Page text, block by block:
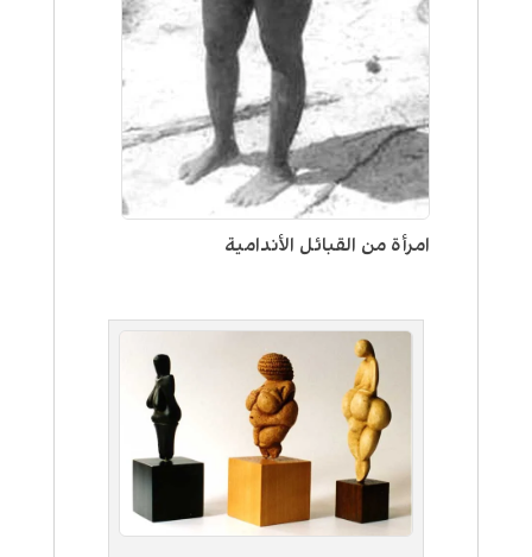
امرأة من القبائل الأندامية